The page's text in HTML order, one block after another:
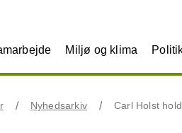
Miljø og klima
Nyhedsarkiv Carl Holst